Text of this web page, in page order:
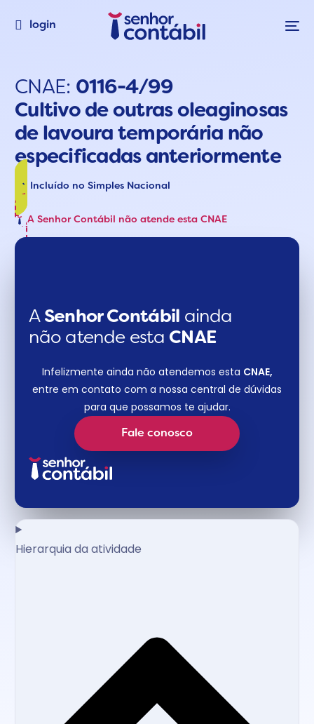
login
CNAE: 0116-4/99
Cultivo de outras oleaginosas
de lavoura temporária não
especificadas anteriormente
Incluído no Simples Nacional
A Senhor Contábil não atende esta CNAE
A Senhor Contábil ainda
não atende esta CNAE​
Infelizmente ainda não atendemos esta CNAE,
entre em contato com a nossa central de dúvidas
para que possamos te ajudar.
Fale conosco
Hierarquia da atividade